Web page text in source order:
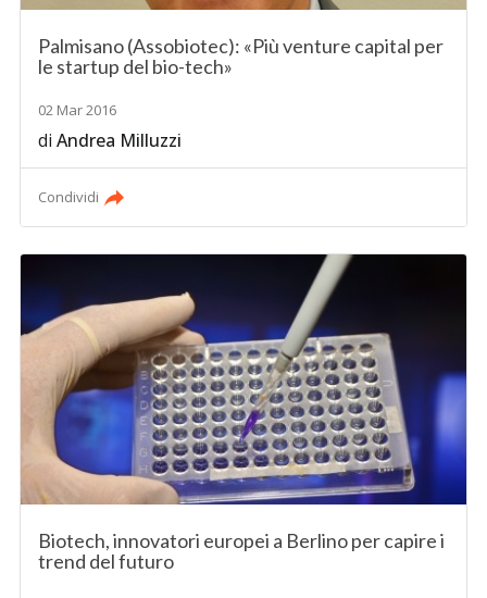
Palmisano (Assobiotec): «Più venture capital per
le startup del bio-tech»
02 Mar 2016
diAndrea Milluzzi
Condividi
Biotech, innovatori europei a Berlino per capire i
trend del futuro